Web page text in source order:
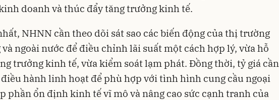
doanh và thúc đẩy tăng trưởng kinh tế.
NHNN cần theo dõi sát sao các biến động của thị trường
ngoài nước để điều chỉnh lãi suất một cách hợp lý, vừa hỗ
trưởng kinh tế, vừa kiểm soát lạm phát. Đồng thời, tỷ giá cần
hành linh hoạt để phù hợp với tình hình cung cầu ngoại
phần ổn định kinh tế vĩ mô và nâng cao sức cạnh tranh của